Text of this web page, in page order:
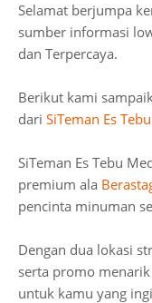
Selamat berjumpa
sumber informasi
dan Terpercaya.
Berikut kami
dari SiTeman Es Tebu
SiTeman Es Tebu
premium ala
pencinta minuman
Dengan dua lokasi
serta promo
untuk kamu yang